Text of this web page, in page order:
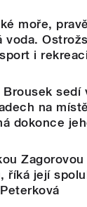
moře,
voda.
i rekreaci
Brousek sedí
na
dokonce
říká její